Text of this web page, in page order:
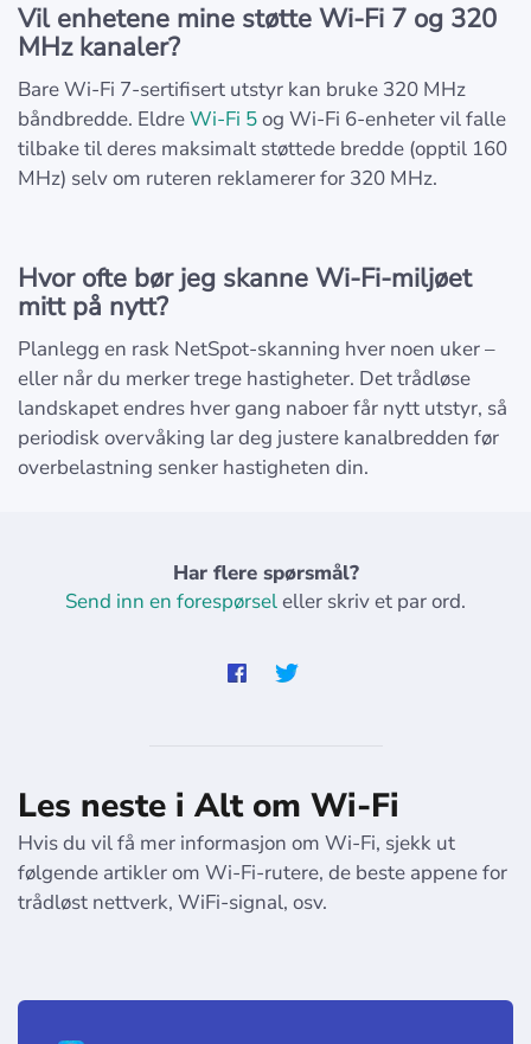
Vil enhetene mine støtte Wi-Fi 7 og 320
MHz kanaler?
Bare Wi-Fi 7-sertifisert utstyr kan bruke 320 MHz
båndbredde. EldreWi-Fi 5og Wi-Fi 6-enheter vil falle
tilbake til deres maksimalt støttede bredde (opptil 160
MHz) selv om ruteren reklamerer for 320 MHz.
Hvor ofte bør jeg skanne Wi-Fi-miljøet
mitt på nytt?
Planlegg en rask NetSpot-skanning hver noen uker –
eller når du merker trege hastigheter. Det trådløse
landskapet endres hver gang naboer får nytt utstyr, så
periodisk overvåking lar deg justere kanalbredden før
overbelastning senker hastigheten din.
Har flere spørsmål?
Send inn en forespørseleller skriv et par ord.
Les neste i Alt om Wi-Fi
Hvis du vil få mer informasjon om Wi-Fi, sjekk ut
følgende artikler om Wi-Fi-rutere, de beste appene for
trådløst nettverk, WiFi-signal, osv.